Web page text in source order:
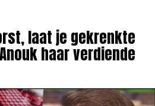
laat je gekrenkte
haar verdiende